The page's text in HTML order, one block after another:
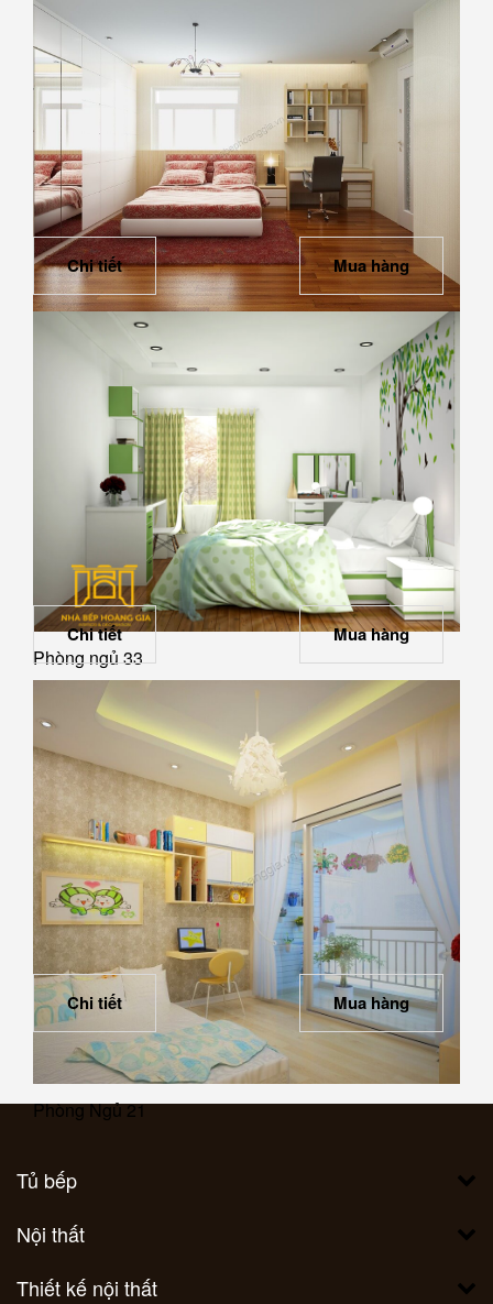
Chi tiết Mua hàng
Phòng ngủ 33
Chi tiết Mua hàng
Phòng Ngủ 21
Chi tiết Mua hàng
Tủ bếp
Nội thất
Thiết kế nội thất